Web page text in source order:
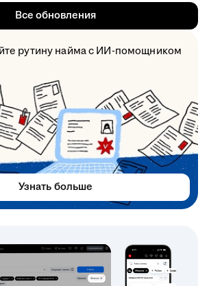
Все обновления
рутину найма с ИИ-помощником
Узнать больше